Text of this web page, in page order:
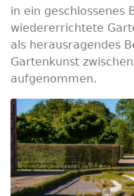
in ein geschlossenes
wiedererrichtete
als herausragendes
Gartenkunst
aufgenommen.